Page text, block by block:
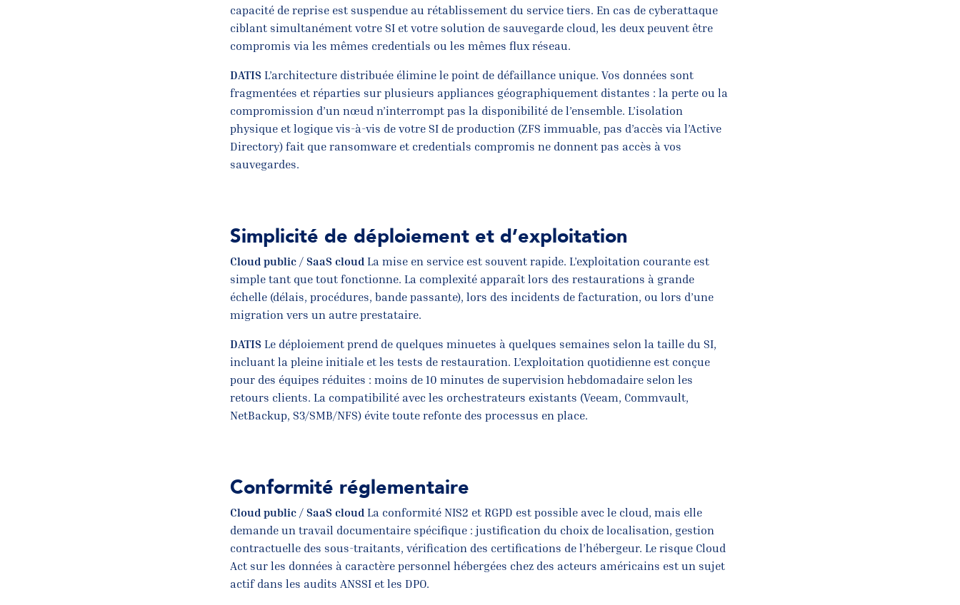
capacité de reprise est suspendue au rétablissement du service tiers. En cas de cyberattaque
ciblant simultanément votre SI et votre solution de sauvegarde cloud, les deux peuvent être
compromis via les mêmes credentials ou les mêmes flux réseau.
DATIS L’architecture distribuée élimine le point de défaillance unique. Vos données sont
fragmentées et réparties sur plusieurs appliances géographiquement distantes : la perte ou la
compromission d’un nœud n’interrompt pas la disponibilité de l’ensemble. L’isolation
physique et logique vis-à-vis de votre SI de production (ZFS immuable, pas d’accès via l’Active
Directory) fait que ransomware et credentials compromis ne donnent pas accès à vos
sauvegardes.
Simplicité de déploiement et d’exploitation
Cloud public / SaaS cloud La mise en service est souvent rapide. L’exploitation courante est
simple tant que tout fonctionne. La complexité apparaît lors des restaurations à grande
échelle (délais, procédures, bande passante), lors des incidents de facturation, ou lors d’une
migration vers un autre prestataire.
DATIS Le déploiement prend de quelques minuetes à quelques semaines selon la taille du SI,
incluant la pleine initiale et les tests de restauration. L’exploitation quotidienne est conçue
pour des équipes réduites : moins de 10 minutes de supervision hebdomadaire selon les
retours clients. La compatibilité avec les orchestrateurs existants (Veeam, Commvault,
NetBackup, S3/SMB/NFS) évite toute refonte des processus en place.
Conformité réglementaire
Cloud public / SaaS cloud La conformité NIS2 et RGPD est possible avec le cloud, mais elle
demande un travail documentaire spécifique : justification du choix de localisation, gestion
contractuelle des sous-traitants, vérification des certifications de l’hébergeur. Le risque Cloud
Act sur les données à caractère personnel hébergées chez des acteurs américains est un sujet
actif dans les audits ANSSI et les DPO.